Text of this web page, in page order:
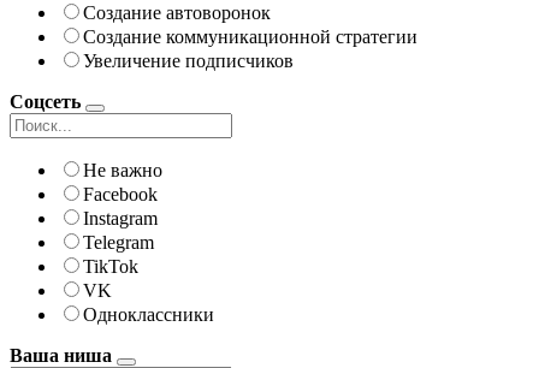
Создание автоворонок
Создание коммуникационной стратегии
Увеличение подписчиков
Соцсеть
Не важно
Facebook
Instagram
Telegram
TikTok
VK
Одноклассники
Ваша ниша